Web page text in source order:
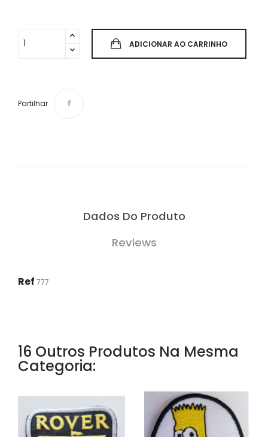
ADICIONAR AO CARRINHO
Partilhar
Dados Do Produto
Reviews
Ref 777
16 Outros Produtos Na Mesma
Categoria: